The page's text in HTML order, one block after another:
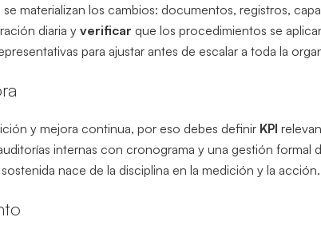
materializan los cambios: documentos, registros,
diaria y verificar que los procedimientos se
para ajustar antes de escalar a toda la
y mejora continua, por eso debes definir KPI
internas con cronograma y una gestión formal
nace de la disciplina en la medición y la acción.